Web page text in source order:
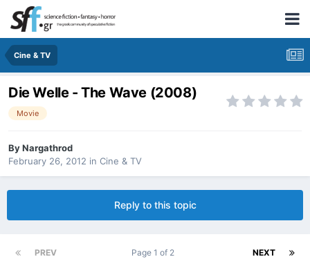
Cine & TV
Die Welle - The Wave (2008)
Movie
ByNargathrod
February 26, 2012 in Cine & TV
Reply to this topic
PREV NEXT
Page 1 of 2